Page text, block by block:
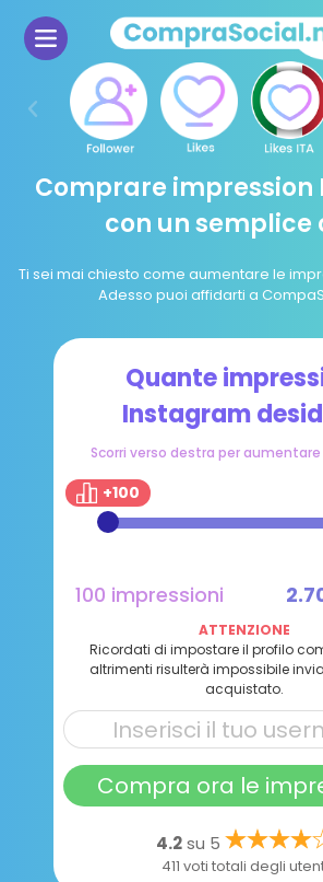
Comprare
con un semplice
Ti sei mai chiesto come aumentare le
Adesso puoi affidarti a
Quante
Instagram
Scorri verso destra per
+100
100 impressioni
ATTENZIONE
Ricordati di impostare il profilo
altrimenti risulterà impossibile
acquistato.
Compra ora le
4.2su 5
411 voti totali degli